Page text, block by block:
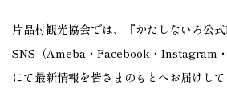
片品村観光協会では、『かたしないろ公式
SNS（Ameba・Facebook・Instagram
にて最新情報を皆さまのもとへお届けし